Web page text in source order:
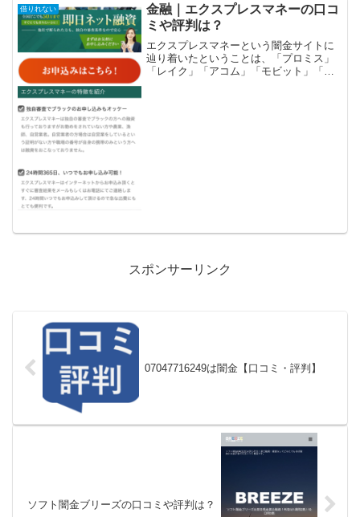
借りれない
金融｜エクスプレスマネーの口コ
ミや評判は？
エクスプレスマネーという闇金サイトに
辿り着いたということは、「プロミス」
「レイク」「アコム」「モビット」「ア
スポンサーリンク
07047716249は闇金【口コミ・評判】
ソフト闇金ブリーズの口コミや評判は？